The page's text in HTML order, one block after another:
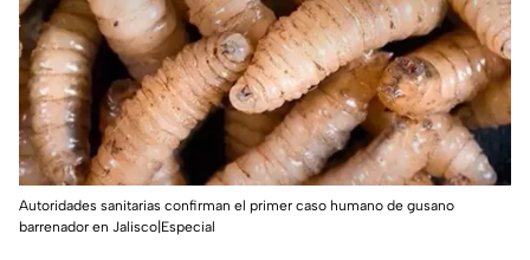
Autoridades sanitarias confirman el primer caso humano de gusano
barrenador en Jalisco|Especial